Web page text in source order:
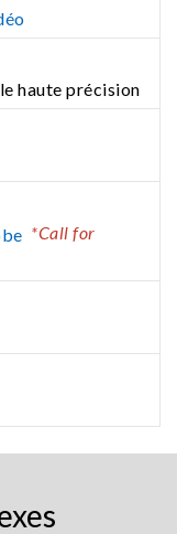
haute précision
*Call for